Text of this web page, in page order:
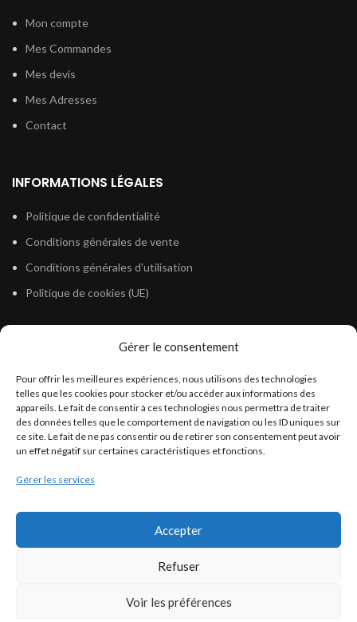
Gérer le consentement
Pour offrir les meilleures expériences, nous utilisons des technologies
telles que les cookies pour stocker et/ou accéder aux informations des
appareils. Le fait de consentir à ces technologies nous permettra de traiter
des données telles que le comportement de navigation ou les ID uniques sur
ce site. Le fait de ne pas consentir ou de retirer son consentement peut avoir
un effet négatif sur certaines caractéristiques et fonctions.
Gérer les services
Accepter
Refuser
Voir les préférences
Mon compte
Mes Commandes
Mes devis
Mes Adresses
Contact
INFORMATIONS LÉGALES
Politique de confidentialité
Conditions générales de vente
Conditions générales d’utilisation
Politique de cookies (UE)
Législation Gasoil Fioul GNR
Législation Essence
Législation Adblue
Législation Eau
Législation Lubrifiant
Législation Phytosanitaire